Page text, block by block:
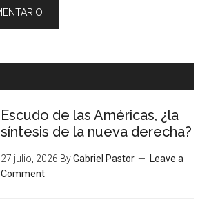
Escudo de las Américas, ¿la
síntesis de la nueva derecha?
27 julio, 2026 ByGabriel Pastor
Leave a
Comment